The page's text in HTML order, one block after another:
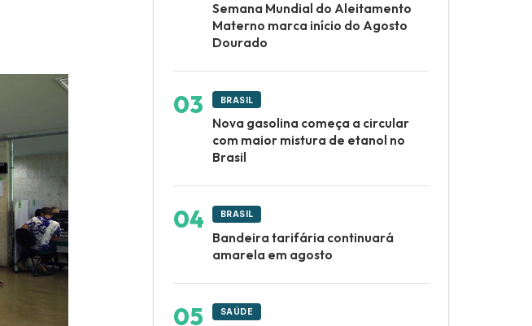
Semana Mundial do Aleitamento
Materno marca início do Agosto
Dourado
BRASIL
Nova gasolina começa a circular
com maior mistura de etanol no
Brasil
BRASIL
Bandeira tarifária continuará
amarela em agosto
SAÚDE